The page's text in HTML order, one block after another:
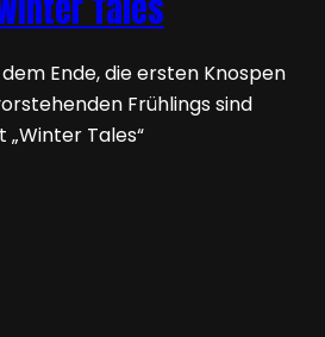
Ende, die ersten Knospen
Frühlings sind
Tales“